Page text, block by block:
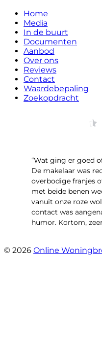
Home
Media
In de buurt
Documenten
Aanbod
Over ons
Reviews
Contact
Waardebepaling
Zoekopdracht
“Wat ging er goed
De makelaar was
overbodige franjes
met beide benen
vanuit onze roze
contact was
humor. Kortom,
© 2026 Online